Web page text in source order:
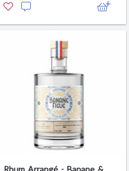
Rhum Arrangé - Banane &